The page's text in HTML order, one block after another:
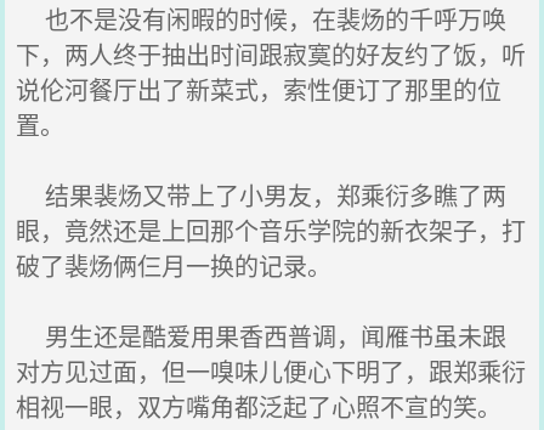
也不是没有闲暇的时候，在裴炀的千呼万唤
下，两人终于抽出时间跟寂寞的好友约了饭，听
说伦河餐厅出了新菜式，索性便订了那里的位
置。
结果裴炀又带上了小男友，郑乘衍多瞧了两
眼，竟然还是上回那个音乐学院的新衣架子，打
破了裴炀俩仨月一换的记录。
男生还是酷爱用果香西普调，闻雁书虽未跟
对方见过面，但一嗅味儿便心下明了，跟郑乘衍
相视一眼，双方嘴角都泛起了心照不宣的笑。